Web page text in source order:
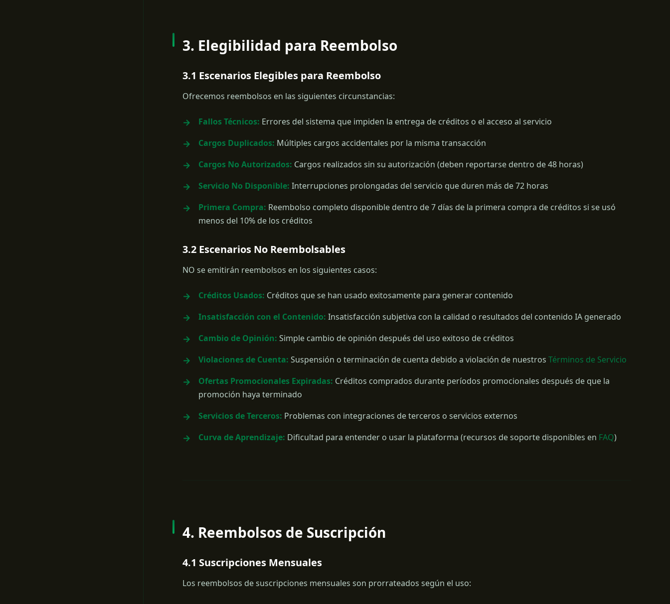
3. Elegibilidad para Reembolso
3.1 Escenarios Elegibles para Reembolso
Ofrecemos reembolsos en las siguientes circunstancias:
Fallos Técnicos: Errores del sistema que impiden la entrega de créditos o el acceso al servicio
Cargos Duplicados: Múltiples cargos accidentales por la misma transacción
Cargos No Autorizados: Cargos realizados sin su autorización (deben reportarse dentro de 48 horas)
Servicio No Disponible: Interrupciones prolongadas del servicio que duren más de 72 horas
Primera Compra: Reembolso completo disponible dentro de 7 días de la primera compra de créditos si se usó
menos del 10% de los créditos
3.2 Escenarios No Reembolsables
NO se emitirán reembolsos en los siguientes casos:
Créditos Usados: Créditos que se han usado exitosamente para generar contenido
Insatisfacción con el Contenido: Insatisfacción subjetiva con la calidad o resultados del contenido IA generado
Cambio de Opinión: Simple cambio de opinión después del uso exitoso de créditos
Violaciones de Cuenta: Suspensión o terminación de cuenta debido a violación de nuestros Términos de Servicio
Ofertas Promocionales Expiradas: Créditos comprados durante períodos promocionales después de que la
promoción haya terminado
Servicios de Terceros: Problemas con integraciones de terceros o servicios externos
Curva de Aprendizaje: Dificultad para entender o usar la plataforma (recursos de soporte disponibles en FAQ)
4. Reembolsos de Suscripción
4.1 Suscripciones Mensuales
Los reembolsos de suscripciones mensuales son prorrateados según el uso: